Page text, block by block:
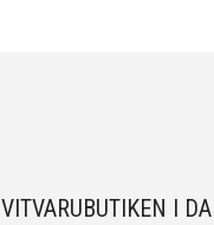
VITVARUBUTIKEN I